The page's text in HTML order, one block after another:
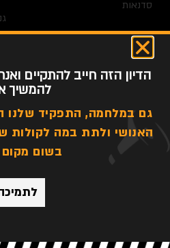
סדנאות
חדשות
תקנון כללי
הדיון הזה חייב להתקיים
להמשיך
גם במלחמה, התפקיד שלנו
האנושי ולתת במה
בשום